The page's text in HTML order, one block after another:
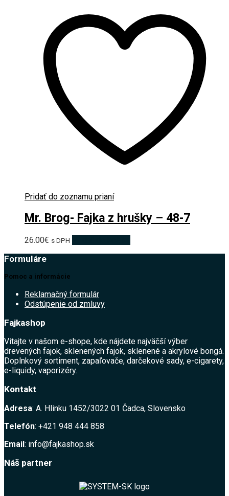
Pridať do zoznamu prianí
Mr. Brog- Fajka z hrušky – 48-7
26.00€ s DPH
Formuláre
Pomoc a informácie
Reklamačný formulár
Odstúpenie od zmluvy
Fajkashop
Vitajte v našom e-shope, kde nájdete najväčší výber
drevených fajok, sklenených fajok, sklenené a akrylové bongá.
Doplnkový sortiment, zapaľovače, darčekové sady, e-cigarety,
e-liquidy, vaporizéry.
Kontakt
Adresa: A. Hlinku 1452/3022 01 Čadca, Slovensko
Telefón: +421 948 444 858
Email: info@fajkashop.sk
Náš partner